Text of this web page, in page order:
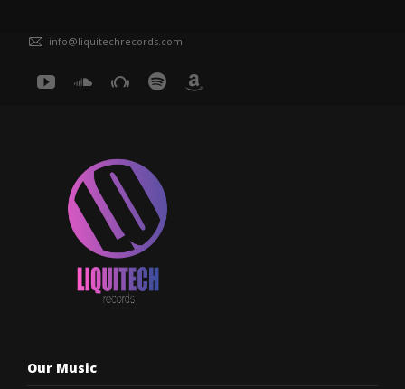
info@liquitechrecords.com
Our Music